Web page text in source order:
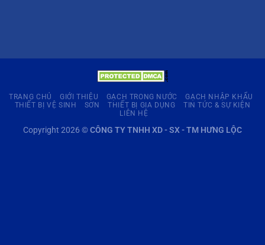
TRANG CHỦ GIỚI THIỆU GẠCH TRONG NƯỚC
GẠCH NHẬP KHẨU
THIẾT BỊ VỆ SINH
SƠN THIẾT BỊ GIA DỤNG
TIN TỨC & SỰ KIỆN
LIÊN HỆ
Copyright 2026 ©CÔNG TY TNHH XD - SX - TM HƯNG LỘC